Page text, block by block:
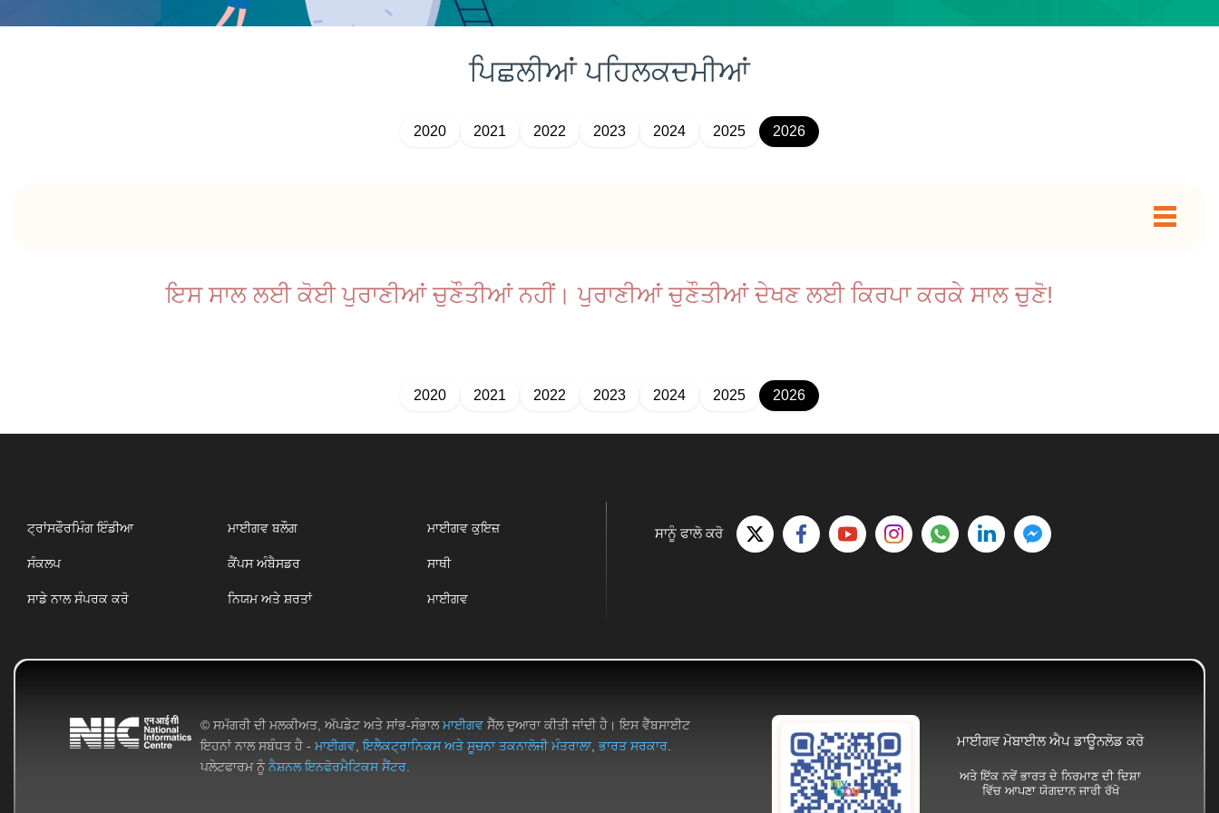
ਪਿਛਲੀਆਂਪਹਿਲਕਦਮੀਆਂ
2020 2021 2022 2023 2024 2025 2026
ਇਸ ਸਾਲ ਲਈ ਕੋਈ ਪੁਰਾਣੀਆਂ ਚੁਣੌਤੀਆਂ ਨਹੀਂ। ਪੁਰਾਣੀਆਂ ਚੁਣੌਤੀਆਂ ਦੇਖਣ ਲਈ ਕਿਰਪਾ ਕਰਕੇ ਸਾਲ ਚੁਣੋ!
2020 2021 2022 2023 2024 2025 2026
ਟ੍ਰਾਂਸਫੌਰਮਿੰਗ ਇੰਡੀਆ ਮਾਈਗਵ ਬਲੌਗ ਮਾਈਗਵ ਕੁਇਜ਼
ਸੰਕਲਪ ਕੈਂਪਸ ਅੰਬੈਸਡਰ ਸਾਥੀ
ਸਾਡੇ ਨਾਲ ਸੰਪਰਕ ਕਰੋ ਨਿਯਮ ਅਤੇ ਸ਼ਰਤਾਂ ਮਾਈਗਵ
ਸਾਨੂੰ ਫਾਲੋ ਕਰੋ
© ਸਮੱਗਰੀ ਦੀ ਮਲਕੀਅਤ, ਅੱਪਡੇਟ ਅਤੇ ਸਾਂਭ-ਸੰਭਾਲਮਾਈਗਵ ਸੈੱਲ ਦੁਆਰਾ ਕੀਤੀ ਜਾਂਦੀ ਹੈ। ਇਸ ਵੈੱਬਸਾਈਟ
ਇਹਨਾਂ ਨਾਲ ਸਬੰਧਤ ਹੈ - ਮਾਈਗਵ ,ਇਲੈਕਟ੍ਰਾਨਿਕਸ ਅਤੇ ਸੂਚਨਾ ਤਕਨਾਲੋਜੀ ਮੰਤਰਾਲਾ, ਭਾਰਤ ਸਰਕਾਰ
ਪਲੇਟਫਾਰਮ ਨੂੰਨੈਸ਼ਨਲ ਇਨਫੋਰਮੈਟਿਕਸ ਸੈਂਟਰ
ਮਾਈਗਵ ਮੋਬਾਈਲ ਐਪ ਡਾਊਨਲੋਡ ਕਰੋ
ਅਤੇ ਇੱਕ ਨਵੇਂ ਭਾਰਤ ਦੇ ਨਿਰਮਾਣ ਦੀ ਦਿਸ਼ਾ
ਵਿੱਚ ਆਪਣਾ ਯੋਗਦਾਨ ਜਾਰੀ ਰੱਖੋ